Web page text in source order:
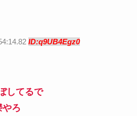
ID:q9UB4Egz0
してるで
やろ